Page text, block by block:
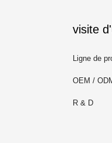
visite
Ligne de
OEM /
R & D